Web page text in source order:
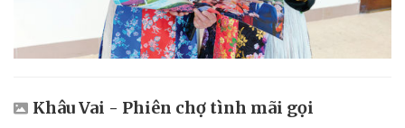
Khâu Vai - Phiên chợ tình mãi gọi